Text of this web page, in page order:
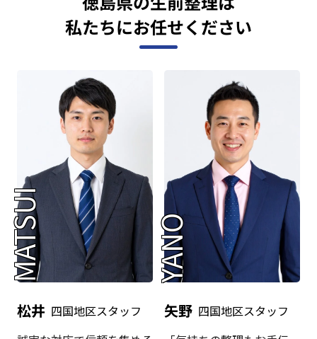
私たちにお任せください
MATSUI
松井 四国地区スタッフ
YANO
矢野 四国地区スタッフ